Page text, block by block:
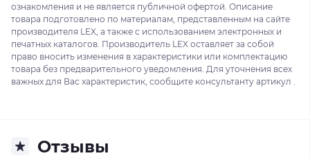
ознакомления и не является публичной офертой. Описание
товара подготовлено по материалам, представленным на сайте
производителя LEX, а также с использованием электронных и
печатных каталогов. Производитель LEX оставляет за собой
право вносить изменения в характеристики или комплектацию
товара без предварительного уведомления. Для уточнения всех
важных для Вас характеристик, сообщите консультанту артикул .
Отзывы